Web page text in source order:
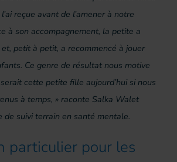
reçue avant de l’amener à notre
à son accompagnement, la petite a
petit à petit, a recommencé à jouer
Ce genre de résultat nous motive
cette petite fille aujourd’hui si nous
à temps, » raconte Salka Walet
de suivi terrain en santé mentale.
particulier pour les